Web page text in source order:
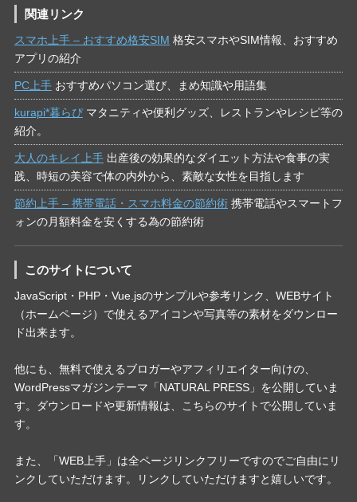
関連リンク
スマホ上手 – おすすめ格安SIM 格安スマホやSIM情報、おすすめ
アプリの紹介
PC上手おすすめパソコン選び、まめ知識や用語集
kurapi*暮らぴマタニティや便利グッズ、レストランやレシピ等の
紹介。
大人のキレイ上手出産後の効果的なダイエット方法や食事の実
践、時短の美容で体の内外から、素敵な女性を目指します
節約上手 – 携帯電話・スマホ料金の節約術携帯電話やスマートフ
ォンの月額料金を安くする為の節約術
このサイトについて
JavaScript・PHP・Vue.jsのサンプルや参考リンク、WEBサイト
（ホームページ）で使えるアイコンや写真等の素材をダウンロー
ド出来ます。
他にも、無料で使えるブロガーやアフィリエイター向けの、
WordPressマガジンテーマ「NATURAL PRESS」を公開していま
す。ダウンロードや更新情報は、こちらのサイトで公開していま
す。
また、「WEB上手」は全ページリンクフリーですのでご自由にリ
ンクしていただけます。リンクしていただけますと嬉しいです。